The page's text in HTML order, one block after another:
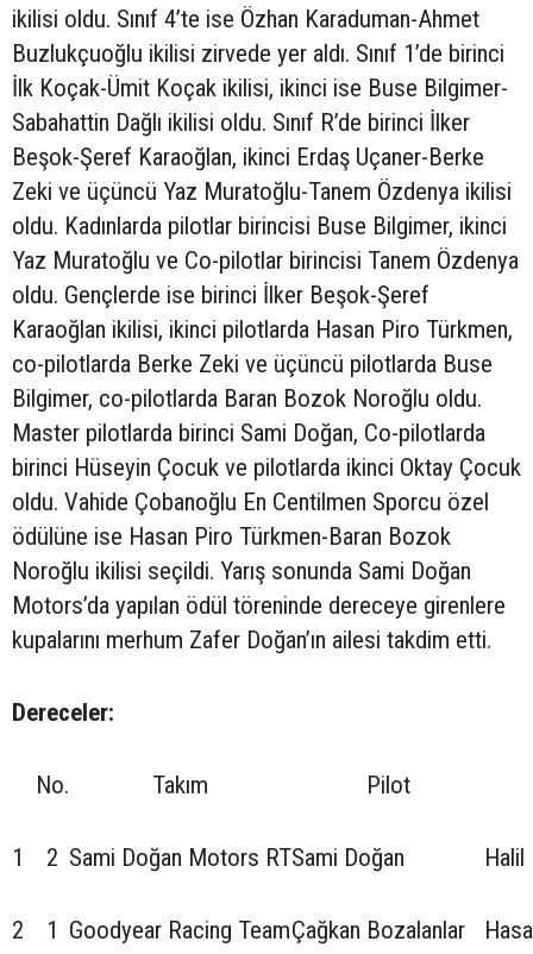
ikilisi oldu. Sınıf 4’te ise Özhan Karaduman-Ahmet
Buzlukçuoğlu ikilisi zirvede yer aldı. Sınıf 1’de birinci
İlk Koçak-Ümit Koçak ikilisi, ikinci ise Buse Bilgimer-
Sabahattin Dağlı ikilisi oldu. Sınıf R’de birinci İlker
Beşok-Şeref Karaoğlan, ikinci Erdaş Uçaner-Berke
Zeki ve üçüncü Yaz Muratoğlu-Tanem Özdenya ikilisi
oldu. Kadınlarda pilotlar birincisi Buse Bilgimer, ikinci
Yaz Muratoğlu ve Co-pilotlar birincisi Tanem Özdenya
oldu. Gençlerde ise birinci İlker Beşok-Şeref
Karaoğlan ikilisi, ikinci pilotlarda Hasan Piro Türkmen,
co-pilotlarda Berke Zeki ve üçüncü pilotlarda Buse
Bilgimer, co-pilotlarda Baran Bozok Noroğlu oldu.
Master pilotlarda birinci Sami Doğan, Co-pilotlarda
birinci Hüseyin Çocuk ve pilotlarda ikinci Oktay Çocuk
oldu. Vahide Çobanoğlu En Centilmen Sporcu özel
ödülüne ise Hasan Piro Türkmen-Baran Bozok
Noroğlu ikilisi seçildi. Yarış sonunda Sami Doğan
Motors’da yapılan ödül töreninde dereceye girenlere
kupalarını merhum Zafer Doğan’ın ailesi takdim etti.
Dereceler:
No. Takım Pilot
1 2 Sami Doğan Motors RTSami Doğan Halil
2 1 Goodyear Racing TeamÇağkan Bozalanlar